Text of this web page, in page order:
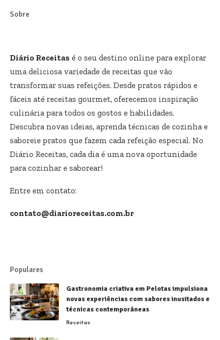
Sobre
Diário Receitas é o seu destino online para explorar
uma deliciosa variedade de receitas que vão
transformar suas refeições. Desde pratos rápidos e
fáceis até receitas gourmet, oferecemos inspiração
culinária para todos os gostos e habilidades.
Descubra novas ideias, aprenda técnicas de cozinha e
saboreie pratos que fazem cada refeição especial. No
Diário Receitas, cada dia é uma nova oportunidade
para cozinhar e saborear!
Entre em contato:
contato@diarioreceitas.com.br
Populares
Gastronomia criativa em Pelotas impulsiona
novas experiências com sabores inusitados e
técnicas contemporâneas
Receitas